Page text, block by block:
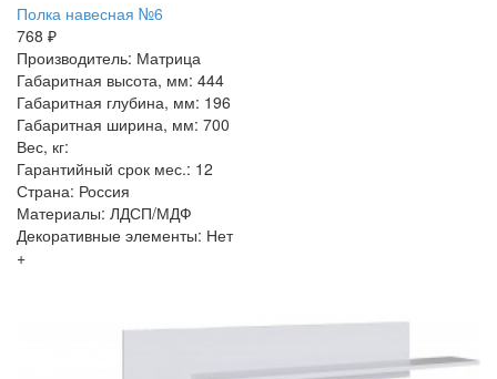
Полка навесная №6
768 ₽
Производитель: Матрица
Габаритная высота, мм: 444
Габаритная глубина, мм: 196
Габаритная ширина, мм: 700
Вес, кг:
Гарантийный срок мес.: 12
Страна: Россия
Материалы: ЛДСП/МДФ
Декоративные элементы: Нет
+